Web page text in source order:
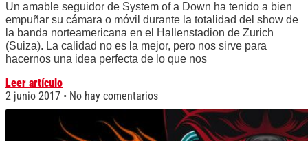
Un amable seguidor de System of a Down ha tenido a bien
empuñar su cámara o móvil durante la totalidad del show de
la banda norteamericana en el Hallenstadion de Zurich
(Suiza). La calidad no es la mejor, pero nos sirve para
hacernos una idea perfecta de lo que nos
Leer artículo
2 junio 2017
No hay comentarios